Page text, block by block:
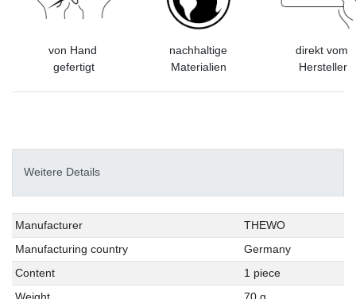
von Hand
gefertigt
nachhaltige
Materialien
direkt vom
Hersteller
Weitere Details
Technical
characteristic
Value
Manufacturer
THEWO
Manufacturing country
Germany
Content
1 piece
Weight
70 g